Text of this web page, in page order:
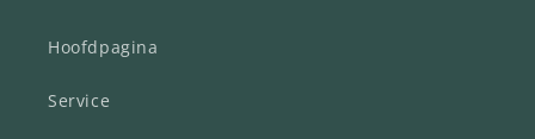
Hoofdpagina
Service